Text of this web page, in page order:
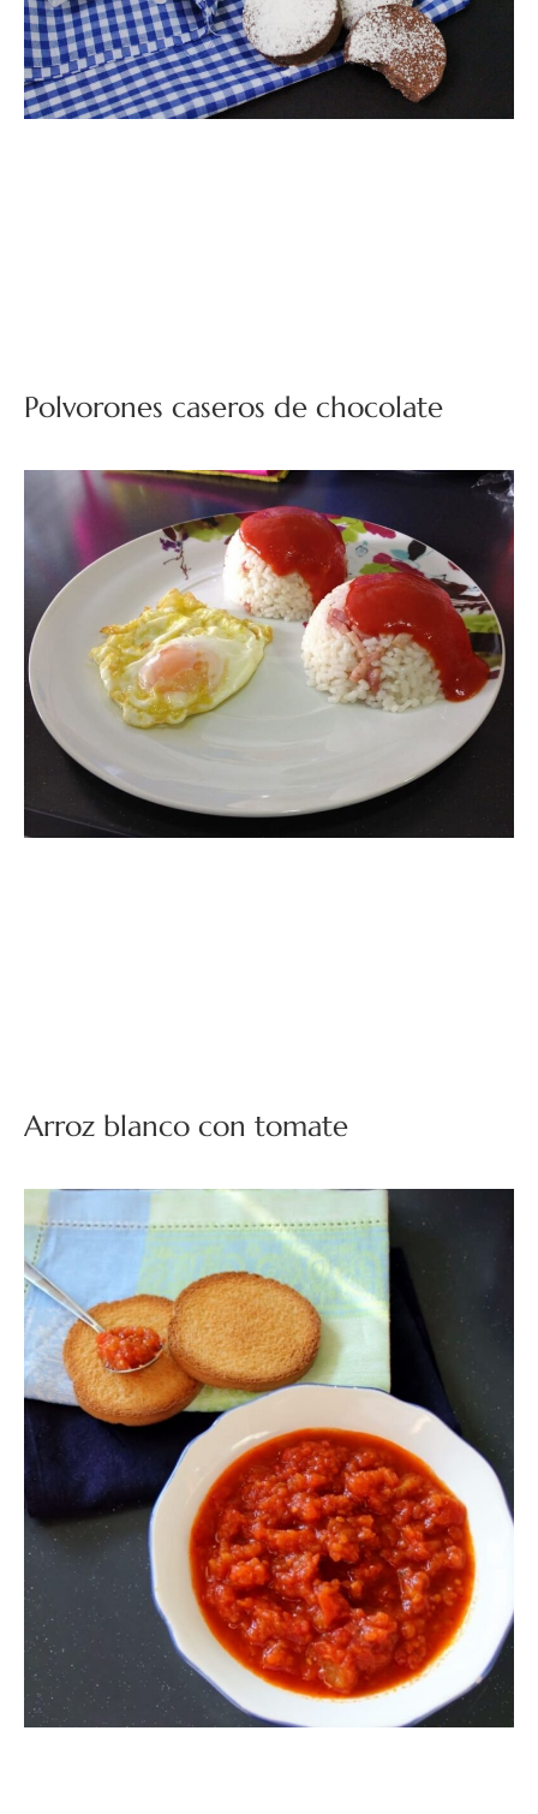
Polvorones caseros de chocolate
Arroz blanco con tomate